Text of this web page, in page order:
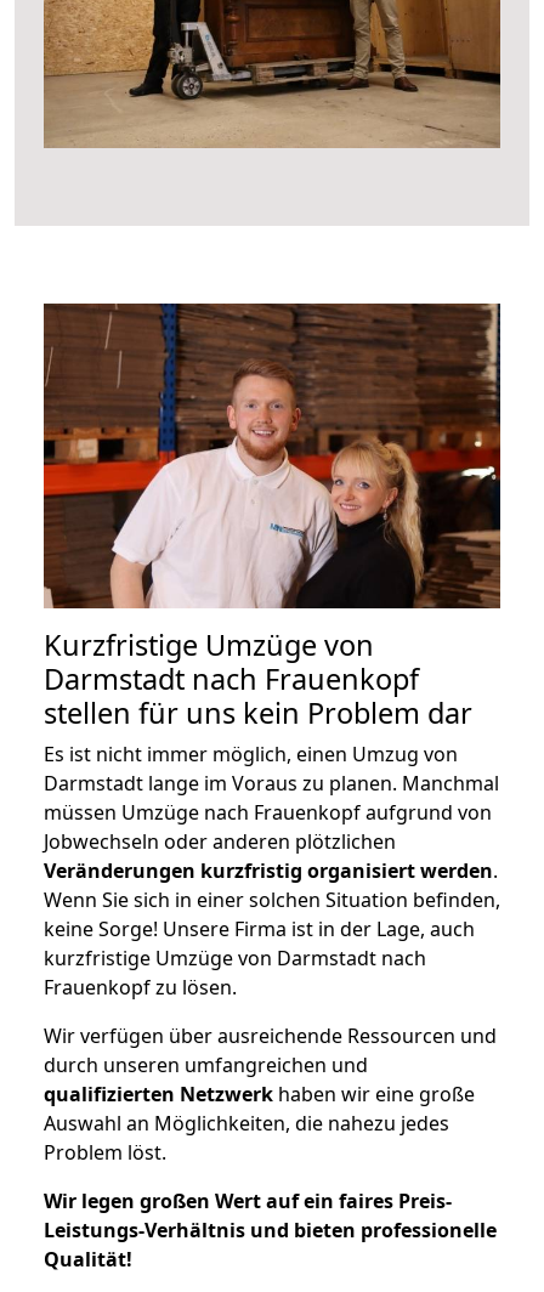
Kurzfristige Umzüge von
Darmstadt nach Frauenkopf
stellen für uns kein Problem dar
Es ist nicht immer möglich, einen Umzug von
Darmstadt lange im Voraus zu planen. Manchmal
müssen Umzüge nach Frauenkopf aufgrund von
Jobwechseln oder anderen plötzlichen
Veränderungen kurzfristig organisiert werden.
Wenn Sie sich in einer solchen Situation befinden,
keine Sorge! Unsere Firma ist in der Lage, auch
kurzfristige Umzüge von Darmstadt nach
Frauenkopf zu lösen.
Wir verfügen über ausreichende Ressourcen und
durch unseren umfangreichen und
qualifizierten Netzwerk haben wir eine große
Auswahl an Möglichkeiten, die nahezu jedes
Problem löst.
Wir legen großen Wert auf ein faires Preis-
Leistungs-Verhältnis und bieten professionelle
Qualität!